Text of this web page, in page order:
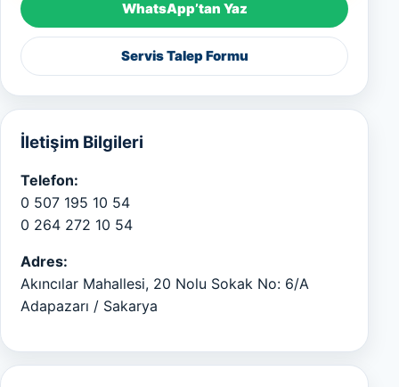
WhatsApp’tan Yaz
Servis Talep Formu
İletişim Bilgileri
Telefon:
0 507 195 10 54
0 264 272 10 54
Adres:
Akıncılar Mahallesi, 20 Nolu Sokak No: 6/A
Adapazarı / Sakarya